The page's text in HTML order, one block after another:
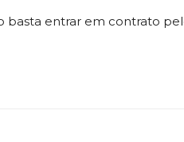
basta entrar em contrato